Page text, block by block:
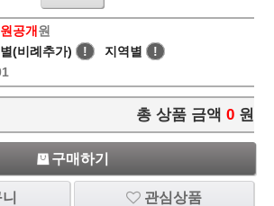
공개 원
(비례추가) ! 지역별
!
총 상품 금액 0 원
구매하기
관심상품